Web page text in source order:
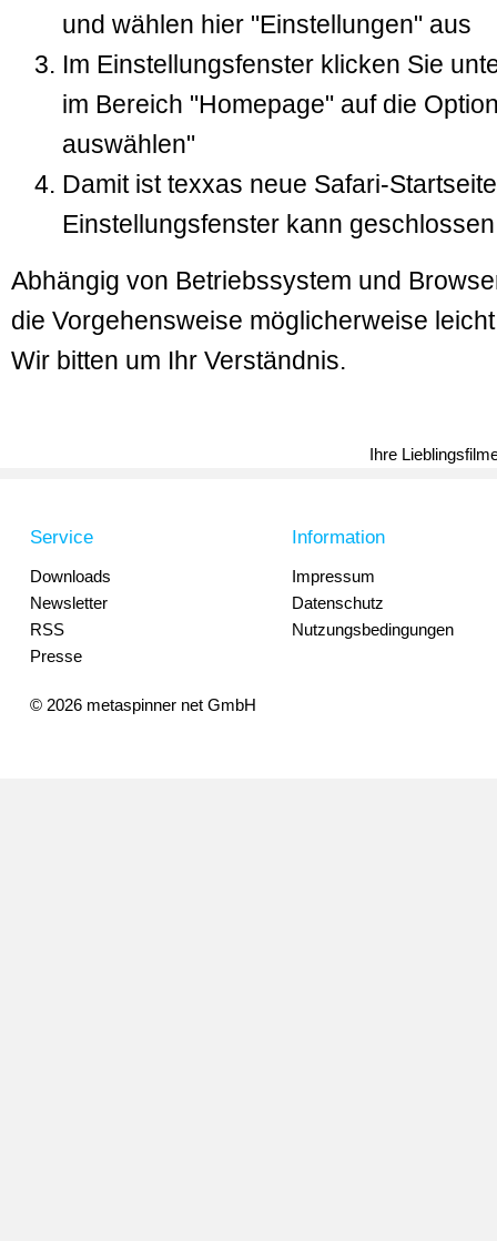
und wählen hier "Einstellungen" aus
Im Einstellungsfenster klicken Sie
im Bereich "Homepage" auf die
auswählen"
Damit ist texxas neue Safari-
Einstellungsfenster kann
Abhängig von Betriebssystem und
die Vorgehensweise möglicherweise
Wir bitten um Ihr Verständnis.
Ihre
Service
Downloads
Newsletter
RSS
Presse
Information
Impressum
Datenschutz
Nutzungsbedingungen
© 2026 metaspinner net GmbH